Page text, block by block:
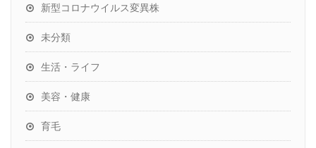
新型コロナウイルス変異株
未分類
生活・ライフ
美容・健康
育毛